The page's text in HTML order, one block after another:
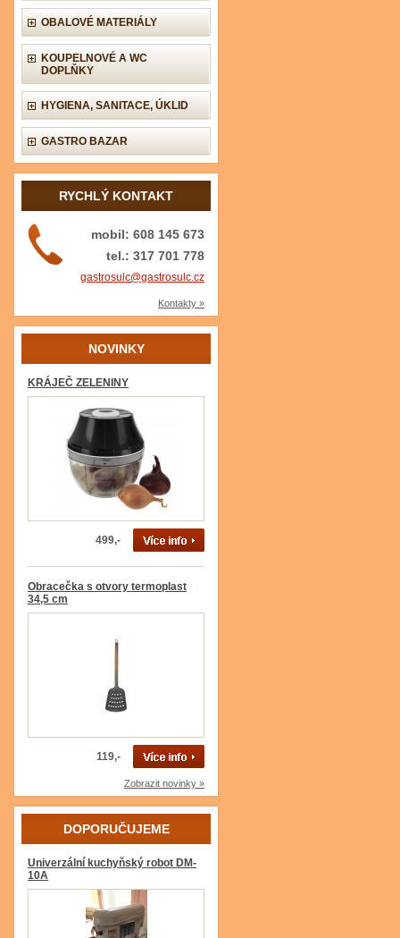
OBALOVÉ MATERIÁLY
KOUPELNOVÉ A WC
DOPLŇKY
HYGIENA, SANITACE, ÚKLID
GASTRO BAZAR
RYCHLÝ KONTAKT
mobil: 608 145 673
tel.: 317 701 778
gastrosulc@gastrosulc.cz
Kontakty »
NOVINKY
KRÁJEČ ZELENINY
499,-
Obracečka s otvory termoplast
34,5 cm
119,-
Zobrazit novinky »
DOPORUČUJEME
Univerzální kuchyňský robot DM-
10A